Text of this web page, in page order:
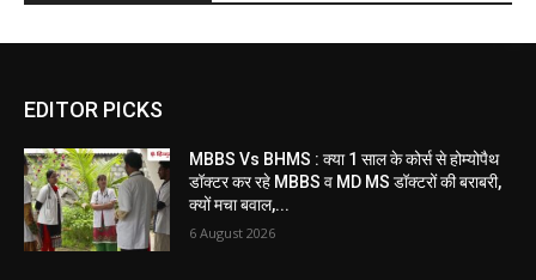
EDITOR PICKS
MBBS Vs BHMS : क्या 1 साल के कोर्स से होम्योपैथ
डॉक्टर कर रहे MBBS व MD MS डॉक्टरों की बराबरी,
क्यों मचा बवाल,...
6 August 2026